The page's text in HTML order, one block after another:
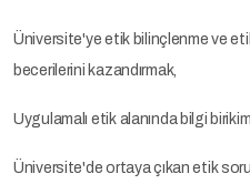
Üniversite'ye etik bilinçlenme ve
becerilerini kazandırmak,
Uygulamalı etik alanında bilgi
Üniversite'de ortaya çıkan etik